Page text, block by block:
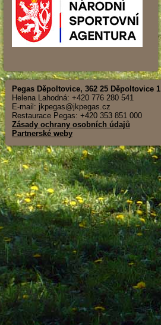
Pegas Děpoltovice, 362 25 Děpoltovice 1
Helena Lahodná: +420 776 280 541
E-mail: jkpegas@jkpegas.cz
Restaurace Pegas: +420 353 851 000
Zásady ochrany osobních údajů
Partnerské weby